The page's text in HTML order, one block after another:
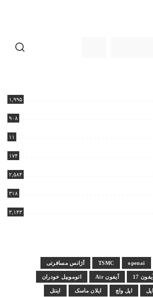
۱,۹۹۵
۹۰۸
۱۱
۱۷۴
۲,۵۸۴
۳۱۸
۳,۱۴۳
openai
TSMC آژانس مسافرتی
آیفون 17 آیفون Air اتوموبیل خودران
اپل اپل واچ ایلان ماسک اینتل